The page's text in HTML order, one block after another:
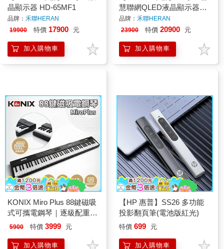
晶顯示器 HD-65MF1
品牌： 禾聯HERAN
19900
特價 17900 元
加入購物車
慧聯網QLED液晶顯示器
QM-65H330
品牌： 禾聯HERAN
23900
特價 20900 元
加入購物車
KONIX Miro Plus 88鍵磁吸
式可攜電鋼琴｜逐級配重｜
900音色700節奏
5900 特價 3999 元
加入購物車
【HP 惠普】SS26 多功能
投影翻頁筆(電池版紅光)
特價 699 元
加入購物車